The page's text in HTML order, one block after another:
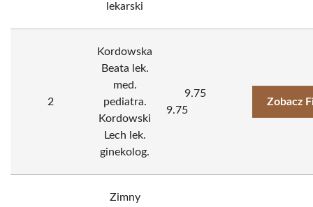
lekarski
2
Kordowska
Beata lek.
med.
pediatra.
Kordowski
Lech lek.
ginekolog.
9.75
9.75
Zobacz
Zimny